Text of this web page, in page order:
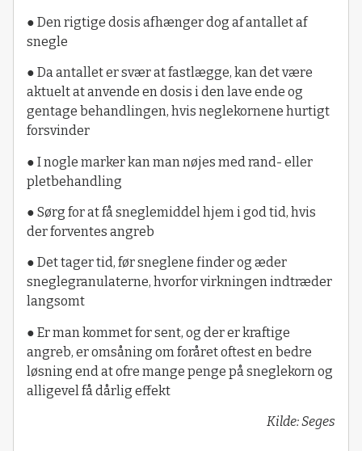
● Den rigtige dosis afhænger dog af antallet af
snegle
● Da antallet er svær at fastlægge, kan det være
aktuelt at anvende en dosis i den lave ende og
gentage behandlingen, hvis neglekornene hurtigt
forsvinder
● I nogle marker kan man nøjes med rand- eller
pletbehandling
● Sørg for at få sneglemiddel hjem i god tid, hvis
der forventes angreb
● Det tager tid, før sneglene finder og æder
sneglegranulaterne, hvorfor virkningen indtræder
langsomt
● Er man kommet for sent, og der er kraftige
angreb, er omsåning om foråret oftest en bedre
løsning end at ofre mange penge på sneglekorn og
alligevel få dårlig effekt
Kilde: Seges